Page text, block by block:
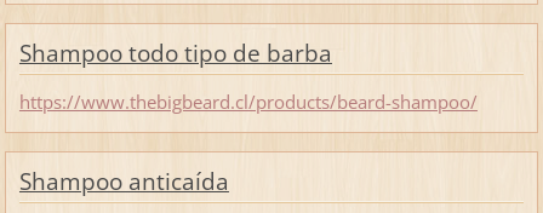
Shampoo todo tipo de barba
https://www.thebigbeard.cl/products/beard-shampoo/
Shampoo anticaída